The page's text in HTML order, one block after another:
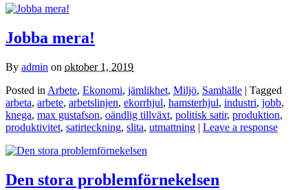
Jobba mera!
By admin on oktober 1, 2019
Posted in Arbete, Ekonomi, jämlikhet, Miljö, Samhälle | Tagged
arbeta, arbete, arbetslinjen, ekorrhjul, hamsterhjul, industri, jobb,
knega, max gustafson, oändlig tillväxt, politisk satir, produktion,
produktivitet, satirteckning, slita, utmattning | Leave a response
Den stora problemförnekelsen